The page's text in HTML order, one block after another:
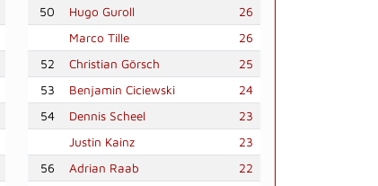
50
Hugo Guroll
26
Marco Tille
26
52
Christian Görsch
25
53
Benjamin Ciciewski
24
54
Dennis Scheel
23
Justin Kainz
23
56
Adrian Raab
22